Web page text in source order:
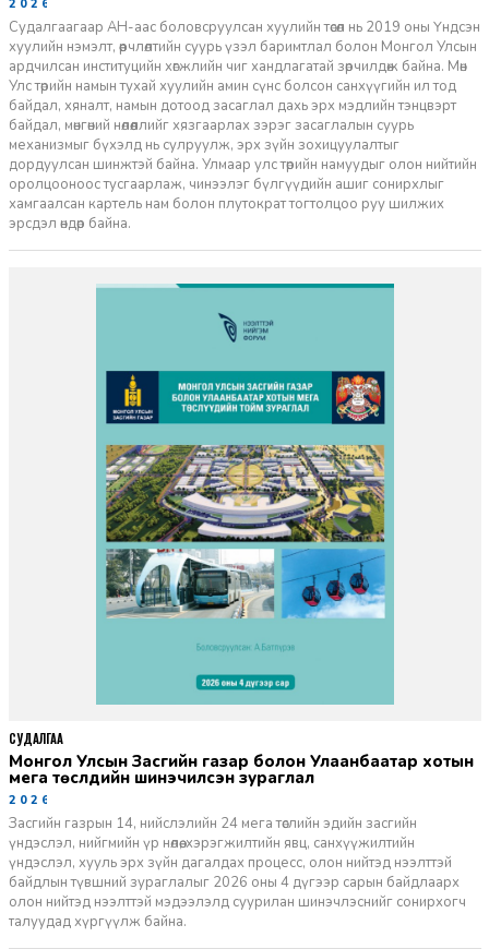
2026-07-08
Судалгаагаар АН-аас боловсруулсан хуулийн төсөл нь 2019 оны Үндсэн
хуулийн нэмэлт, өөрчлөлтийн суурь үзэл баримтлал болон Монгол Улсын
ардчилсан институцийн хөгжлийн чиг хандлагатай зөрчилдөж байна. Мөн
Улс төрийн намын тухай хуулийн амин сүнс болсон санхүүгийн ил тод
байдал, хяналт, намын дотоод засаглал дахь эрх мэдлийн тэнцвэрт
байдал, мөнгөний нөлөөллийг хязгаарлах зэрэг засаглалын суурь
механизмыг бүхэлд нь сулруулж, эрх зүйн зохицуулалтыг
дордуулсан шинжтэй байна. Улмаар улс төрийн намуудыг олон нийтийн
оролцооноос тусгаарлаж, чинээлэг бүлгүүдийн ашиг сонирхлыг
хамгаалсан картель нам болон плутократ тогтолцоо руу шилжих
эрсдэл өндөр байна.
Монгол Улсын Засгийн газар болон Улаанбаатар хотын
мега төслүүдийн шинэчилсэн зураглал
2026-06-29
Засгийн газрын 14, нийслэлийн 24 мега төслийн эдийн засгийн
үндэслэл, нийгмийн үр нөлөө, хэрэгжилтийн явц, санхүүжилтийн
үндэслэл, хууль эрх зүйн дагалдах процесс, олон нийтэд нээлттэй
байдлын түвшний зураглалыг 2026 оны 4 дүгээр сарын байдлаарх
олон нийтэд нээлттэй мэдээлэлд суурилан шинэчлэснийг сонирхогч
талуудад хүргүүлж байна.
СУДАЛГАА